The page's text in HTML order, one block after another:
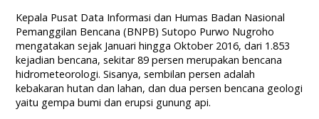
Kepala Pusat Data Informasi dan Humas Badan Nasional
Pemanggilan Bencana (BNPB) Sutopo Purwo Nugroho
mengatakan sejak Januari hingga Oktober 2016, dari 1.853
kejadian bencana, sekitar 89 persen merupakan bencana
hidrometeorologi. Sisanya, sembilan persen adalah
kebakaran hutan dan lahan, dan dua persen bencana geologi
yaitu gempa bumi dan erupsi gunung api.